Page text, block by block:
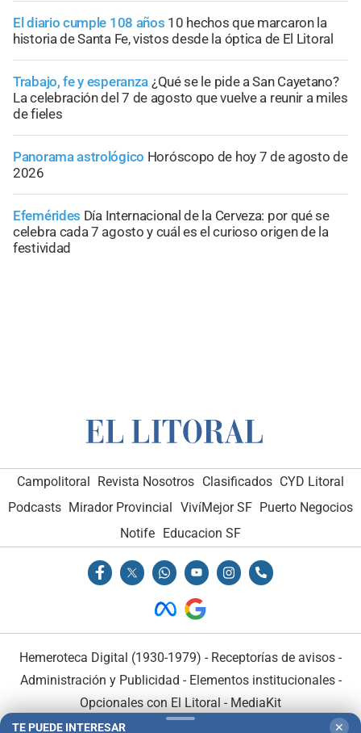
El diario cumple 108 años 10 hechos que marcaron la
historia de Santa Fe, vistos desde la óptica de El Litoral
Trabajo, fe y esperanza ¿Qué se le pide a San Cayetano?
La celebración del 7 de agosto que vuelve a reunir a miles
de fieles
Panorama astrológico Horóscopo de hoy 7 de agosto de
2026
Efemérides Día Internacional de la Cerveza: por qué se
celebra cada 7 agosto y cuál es el curioso origen de la
festividad
Campolitoral Revista Nosotros Clasificados CYD Litoral
Podcasts Mirador Provincial VivíMejor SF Puerto Negocios
Notife
Educacion SF
Hemeroteca Digital (1930-1979) - Receptorías de avisos -
Administración y Publicidad - Elementos institucionales-
Opcionales con El Litoral - MediaKit
TE PUEDE INTERESAR ✕